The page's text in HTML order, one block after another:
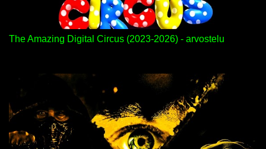
The Amazing Digital Circus (2023-2026) - arvostelu